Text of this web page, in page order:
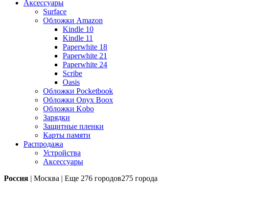
Аксессуары
Surface
Обложки Amazon
Kindle 10
Kindle 11
Paperwhite 18
Paperwhite 21
Paperwhite 24
Scribe
Oasis
Обложки Pocketbook
Обложки Onyx Boox
Обложки Kobo
Зарядки
Защитные пленки
Карты памяти
Распродажа
Устройства
Аксессуары
Россия | Москва | Еще 276 городов275 города